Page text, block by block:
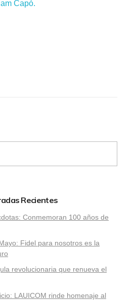
Capó.
Recientes
Conmemoran 100 años de
Fidel para nosotros es la
revolucionaria que renueva el
LAUICOM rinde homenaje al